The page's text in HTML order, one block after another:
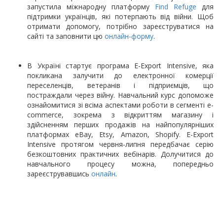
запустила міжнародну платформу Find Refuge для
підтримки українців, які потерпають від війни. Щоб
отримати допомогу, потрібно зареєструватися на
сайті та заповнити цю онлайн-форму.
В Україні стартує програма E-Export Intensive, яка
покликана залучити до електронної комерції
переселенців, ветеранів і підприємців, що
постраждали через війну. Навчальний курс допоможе
ознайомитися зі всіма аспектами роботи в сегменті e-
commerce, зокрема з відкриттям магазину і
здійсненням перших продажів на найпопулярніших
платформах eBay, Etsy, Amazon, Shopify. E-Export
Intensive протягом червня-липня передбачає серію
безкоштовних практичних вебінарів. Долучитися до
навчального процесу можна, попередньо
зареєструвавшись онлайн.